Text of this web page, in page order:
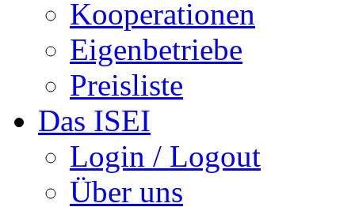
Kooperationen
Eigenbetriebe
Preisliste
Das ISEI
Login / Logout
Über uns